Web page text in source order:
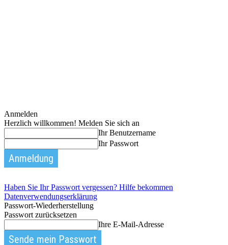
Anmelden
Herzlich willkommen! Melden Sie sich an
Ihr Benutzername
Ihr Passwort
Haben Sie Ihr Passwort vergessen? Hilfe bekommen
Datenverwendungserklärung
Passwort-Wiederherstellung
Passwort zurücksetzen
Ihre E-Mail-Adresse